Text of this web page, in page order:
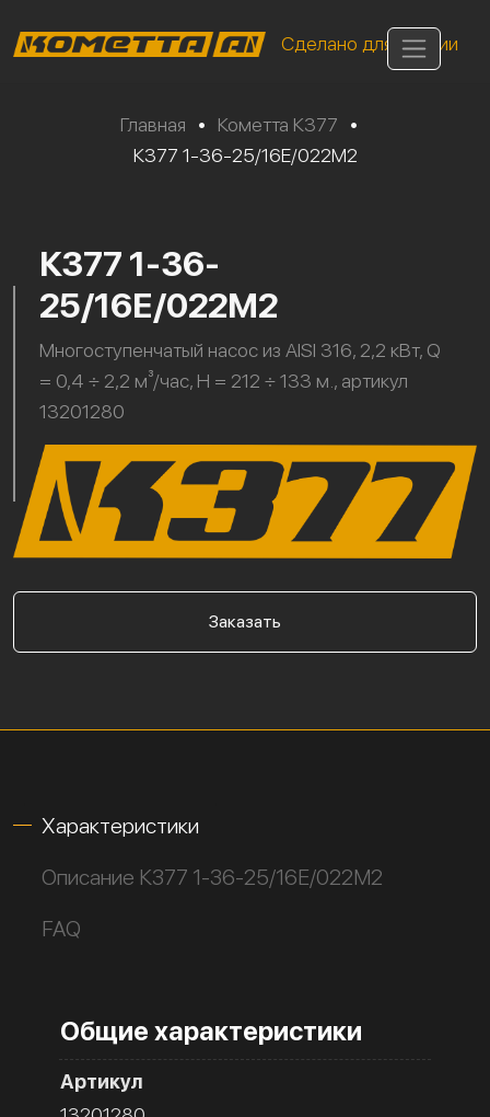
Сделано для России
Главная • Кометта К377
•
К377 1-36-25/16Е/022М2
К377 1-36-
25/16Е/022М2
Многоступенчатый насос из AISI 316, 2,2 кВт, Q
= 0,4 ÷ 2,2 м³/час, H = 212 ÷ 133 м., артикул
13201280
Заказать
Характеристики
Описание К377 1-36-25/16Е/022М2
FAQ
Общие характеристики
Артикул